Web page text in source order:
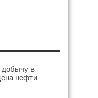
в
нефти